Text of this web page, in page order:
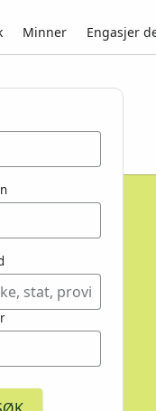
Minner Engasjer
finnes i en
å dele
at andre